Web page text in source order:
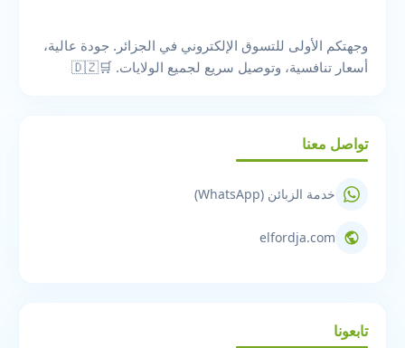
وجهتكم الأولى للتسوق الإلكتروني في الجزائر. جودة عالية،
أسعار تنافسية، وتوصيل سريع لجميع الولايات. 🛒🇩🇿
تواصل معنا
خدمة الزبائن (WhatsApp)
elfordja.com
تابعونا